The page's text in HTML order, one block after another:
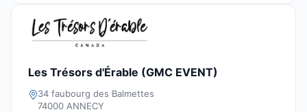
Les Trésors d'Érable (GMC EVENT)
34 faubourg des Balmettes
74000 ANNECY